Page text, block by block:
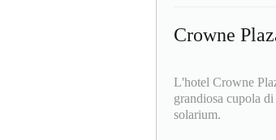
Crowne
L'hotel Crowne
grandiosa cupola
solarium.